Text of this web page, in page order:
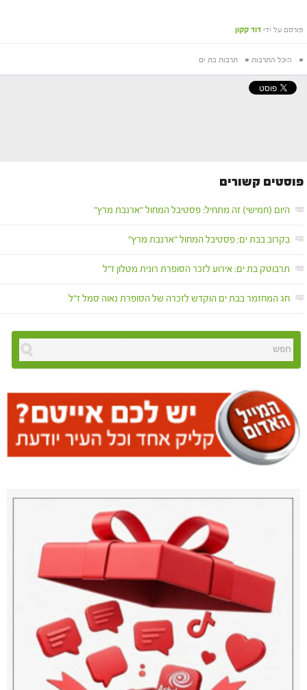
פורסם על ידי דוד קקון
# היכל התרבות # תרבות בת ים
פוסטים קשורים
היום (חמישי) זה מתחיל: פסטיבל המחול "ארנבת מרץ"
בקרוב בבת ים: פסטיבל המחול "ארנבת מרץ"
תרבוטק בת ים: אירוע לזכר הסופרת רונית מטלון ז"ל
חג המחזמר בבת ים הוקדש לזכרה של הסופרת נאוה סמל ז"ל